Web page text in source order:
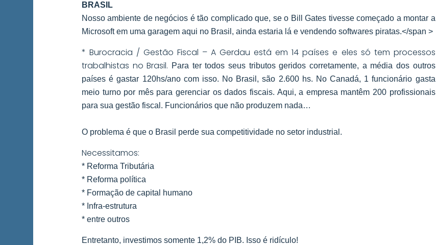
BRASIL
Nosso ambiente de negócios é tão complicado que, se o Bill Gates tivesse começado a montar a
Microsoft em uma garagem aqui no Brasil, ainda estaria lá e vendendo softwares piratas.</span >
* Burocracia / Gestão Fiscal – A Gerdau está em 14 países e eles só tem processos
trabalhistas no Brasil. Para ter todos seus tributos geridos corretamente, a média dos outros
países é gastar 120hs/ano com isso. No Brasil, são 2.600 hs. No Canadá, 1 funcionário gasta
meio turno por mês para gerenciar os dados fiscais. Aqui, a empresa mantêm 200 profissionais
para sua gestão fiscal. Funcionários que não produzem nada…
O problema é que o Brasil perde sua competitividade no setor industrial.
Necessitamos:
* Reforma Tributária
* Reforma política
* Formação de capital humano
* Infra-estrutura
* entre outros
Entretanto, investimos somente 1,2% do PIB. Isso é ridículo!